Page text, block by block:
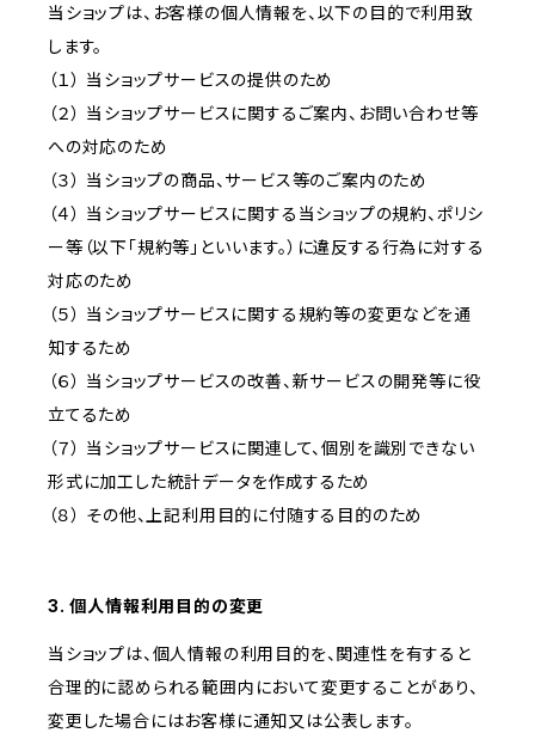
当ショップは、お客様の個人情報を、以下の目的で利用致
します。
（１） 当ショップサービスの提供のため
（２） 当ショップサービスに関するご案内、お問い合わせ等
への対応のため
（３） 当ショップの商品、サービス等のご案内のため
（４） 当ショップサービスに関する当ショップの規約、ポリシ
ー等（以下「規約等」といいます。）に違反する行為に対する
対応のため
（５） 当ショップサービスに関する規約等の変更などを通
知するため
（６） 当ショップサービスの改善、新サービスの開発等に役
立てるため
（７） 当ショップサービスに関連して、個別を識別できない
形式に加工した統計データを作成するため
（８） その他、上記利用目的に付随する目的のため
3. 個人情報利用目的の変更
当ショップは、個人情報の利用目的を、関連性を有すると
合理的に認められる範囲内において変更することがあり、
変更した場合にはお客様に通知又は公表します。